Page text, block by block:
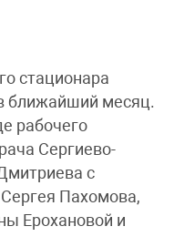
стационара
в ближайший месяц.
рабочего
Сергиево-
с
Пахомова,
Ерохановой и